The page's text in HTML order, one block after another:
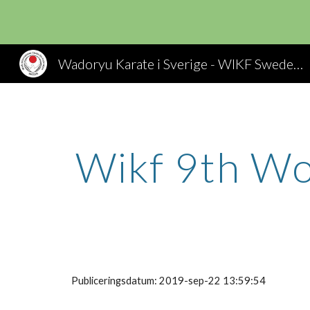
Wadoryu Karate i Sverige - WIKF Sweden, Wado Ryu Karate
Wikf 9th
Publiceringsdatum: 2019-sep-22 13:59:54